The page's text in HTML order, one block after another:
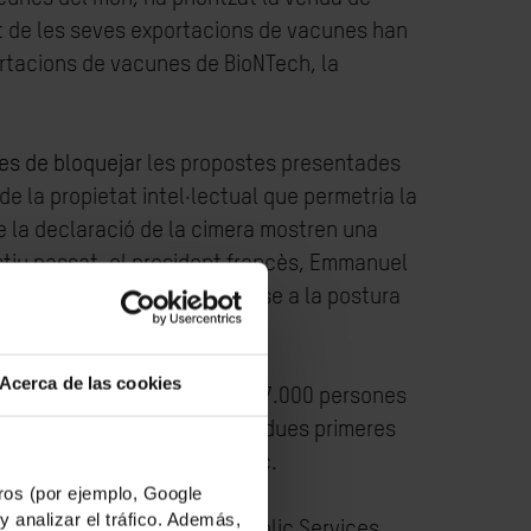
Acerca de las cookies
(por ejemplo, Google
analizar el tráfico. Además,
les seves exportacions de vacunes han
de vacunes de BioNTech, la
de bloquejar les propostes presentades
la propietat intel·lectual que permetria la
la declaració de la cimera mostren una
passat, el president francès, Emmanuel
ha fet ben poc per oposar-se a la postura
d’any, gairebé 7.000 persones
africana ha rebut les dues primeres
han rebut la dosi de reforç.